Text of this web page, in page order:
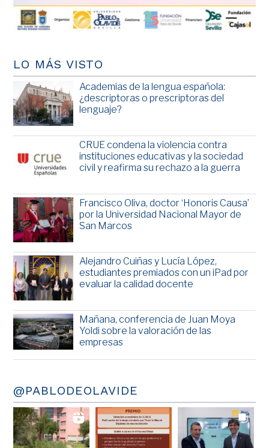
LO MÁS VISTO
Academias de la lengua española:
¿descriptoras o prescriptoras del
lenguaje?
CRUE condena la violencia contra
instituciones educativas y la sociedad
civil y reafirma su rechazo a la guerra
Francisco Oliva, doctor ‘Honoris Causa’
por la Universidad Nacional Mayor de
San Marcos
Alejandro Cuiñas y Lucía López,
estudiantes premiados con un iPad por
evaluar la calidad docente
Mañana, conferencia de Juan Moya
Yoldi sobre la valoración de las
empresas
@PABLODEOLAVIDE